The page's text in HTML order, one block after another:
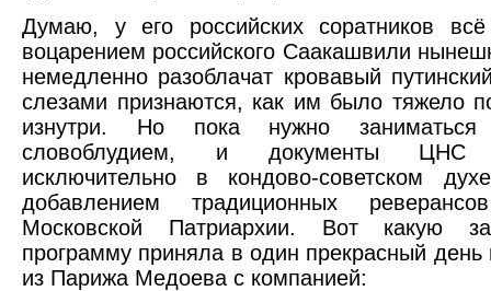
Думаю, у его российских соратников
воцарением российского Саакашвили
немедленно разоблачат кровавый
слезами признаются, как им было тяжело
изнутри. Но пока нужно заниматься
словоблудием, и документы ЦНС
исключительно в кондово-советском
добавлением традиционных
Московской Патриархии. Вот какую
программу приняла в один прекрасный день
из Парижа Медоева с компанией: